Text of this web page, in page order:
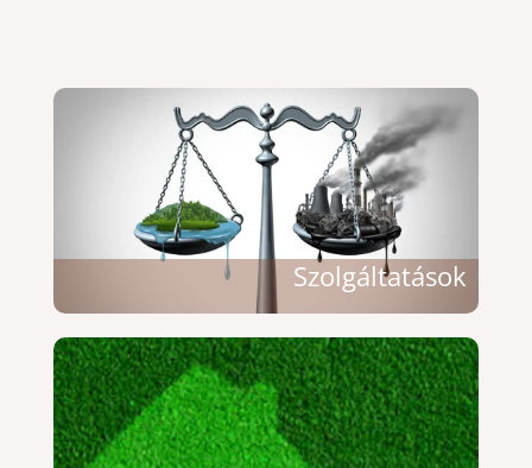
Szolgáltatások